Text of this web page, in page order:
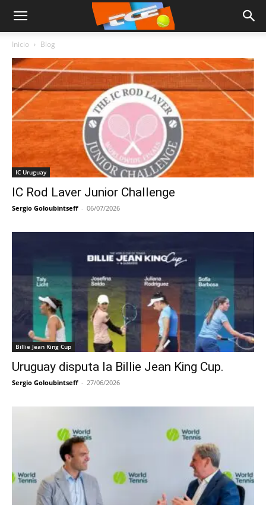
Inicio Blog
IC Uruguay
IC Rod Laver Junior Challenge
Sergio Goloubintseff - 06/07/2026
Billie Jean King Cup
Uruguay disputa la Billie Jean King Cup.
Sergio Goloubintseff - 27/06/2026